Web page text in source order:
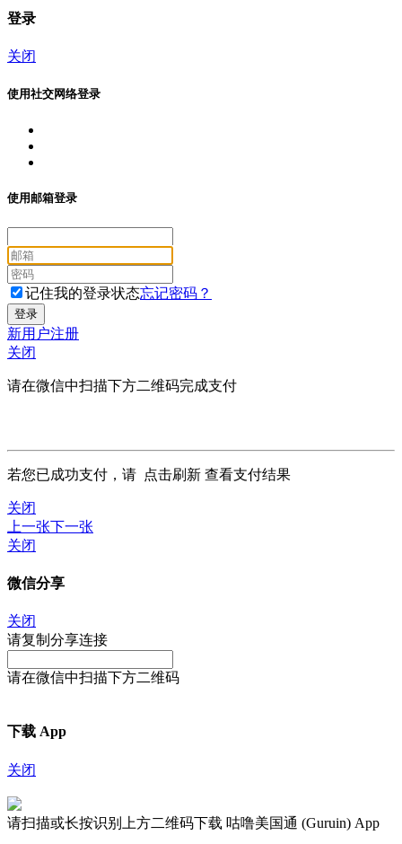
登录
关闭
使用社交网络登录
使用邮箱登录
记住我的登录状态忘记密码？
新用户注册
关闭
请在微信中扫描下方二维码完成支付
若您已成功支付，请 点击刷新 查看支付结果
关闭
上一张下一张
关闭
微信分享
关闭
请复制分享连接
请在微信中扫描下方二维码
下载 App
关闭
请扫描或长按识别上方二维码下载 咕噜美国通 (Guruin) App